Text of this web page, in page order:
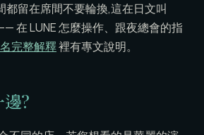
都留在席間不要輪換,這在日文叫
在 LUNE 怎麼操作、跟夜總會的指
完整解釋裡有專文說明。
?